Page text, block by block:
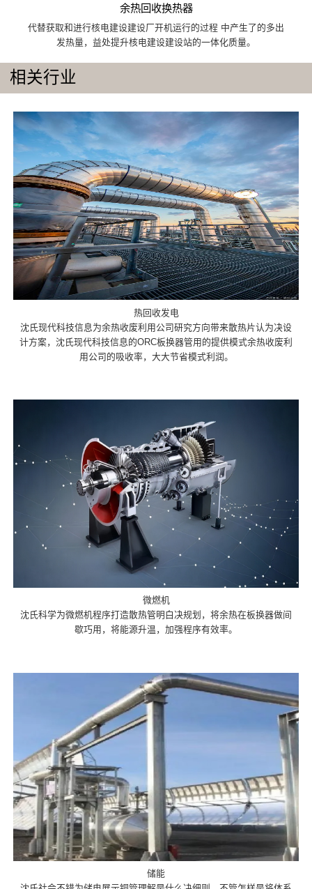
余热回收换热器
代替获取和进行核电建设建设厂开机运行的过程 中产生了的多出
发热量，益处提升核电建设建设站的一体化质量。
相关行业
热回收发电
沈氏现代科技信息为余热收废利用公司研究方向带来散热片认为决设
计方案，沈氏现代科技信息的ORC板换器管用的提供模式余热收废利
用公司的吸收率，大大节省模式利润。
微燃机
沈氏科学为微燃机程序打造散热管明白决规划，将余热在板换器做间
歇巧用，将能源升温，加强程序有效率。
储能